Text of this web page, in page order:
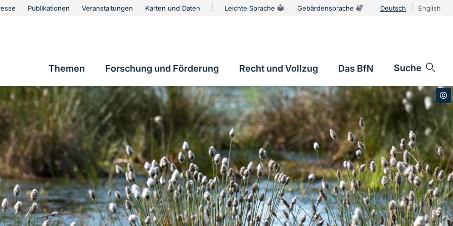
Publikationen Veranstaltungen Karten und Daten Leichte Sprache Gebärdensprache Deutsch English
Hauptnavigation
Themen Forschung und Förderung Recht und Vollzug Das BfN Suche